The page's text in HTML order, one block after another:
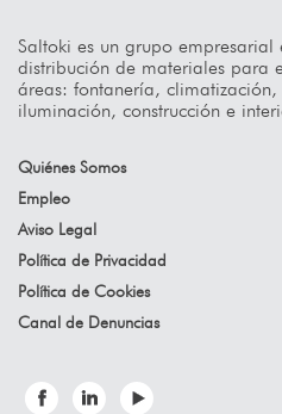
Saltoki es un grupo empresarial
distribución de materiales para
áreas: fontanería,
iluminación, construcción e
Quiénes Somos
Empleo
Aviso Legal
Política de Privacidad
Política de Cookies
Canal de Denuncias